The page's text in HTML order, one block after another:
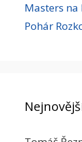
Masters
Pohár